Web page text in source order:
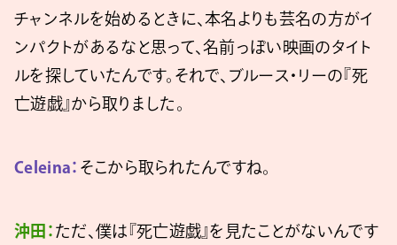
チャンネルを始めるときに、本名よりも芸名の方がイ
ンパクトがあるなと思って、名前っぽい映画のタイト
ルを探していたんです。それで、ブルース・リーの『死
亡遊戯』から取りました。
Celeina： そこから取られたんですね。
沖田： ただ、僕は『死亡遊戯』を見たことがないんです